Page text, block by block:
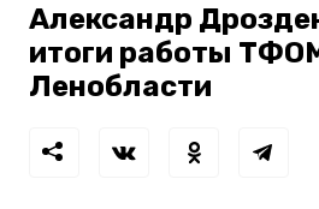
Александр
итоги работы
Ленобласти